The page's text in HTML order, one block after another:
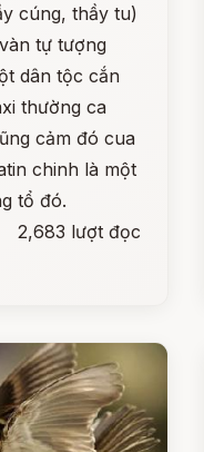
cúng, thầy tu)
tự tượng
dân tộc cắn
thường ca
cảm đó cua
chinh là một
tổ đó.
2,683 lượt đọc